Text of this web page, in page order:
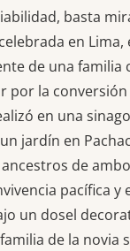
basta
en Lima,
de una familia
por la conversión
en una
jardín en
de
pacífica y
un dosel
de la novia